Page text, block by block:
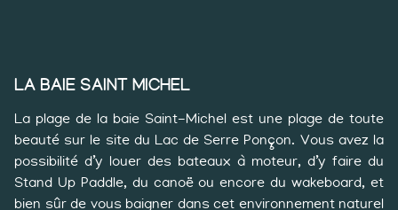
LA BAIE SAINT MICHEL
La plage de la baie Saint-Michel est une plage de toute
beauté sur le site du Lac de Serre Ponçon. Vous avez la
possibilité d’y louer des bateaux à moteur, d’y faire du
Stand Up Paddle, du canoë ou encore du wakeboard, et
bien sûr de vous baigner dans cet environnement naturel